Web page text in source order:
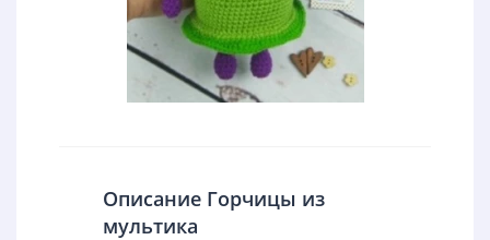
Описание Горчицы из
мультика